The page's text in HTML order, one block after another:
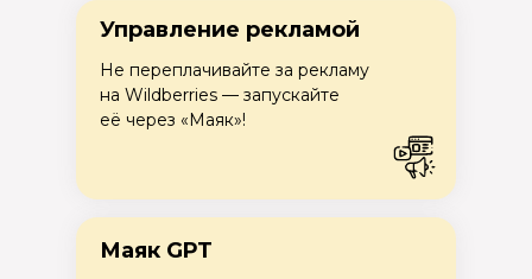
Управление рекламой
Не переплачивайте за рекламу
на Wildberries — запускайте
её через «Маяк»!
Маяк GPT